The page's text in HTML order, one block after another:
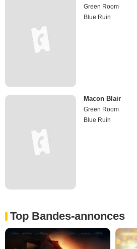
Green Room
Blue Ruin
Macon Blair
Green Room
Blue Ruin
Top Bandes-annonces